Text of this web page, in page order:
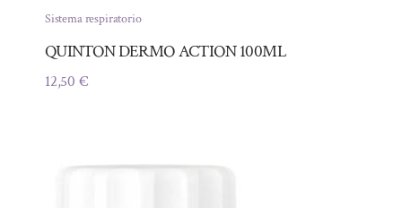
Sistema respiratorio
QUINTON DERMO ACTION 100ML
12,50 €